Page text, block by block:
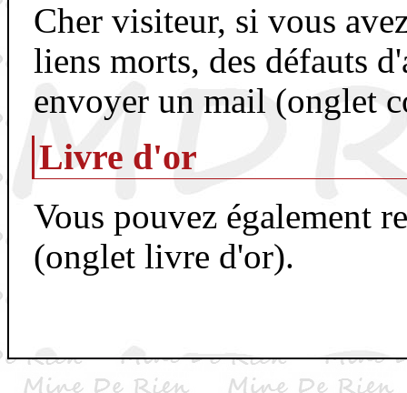
Cher visiteur, si vous
liens morts, des défauts
envoyer un mail (onglet
Livre d'or
Vous pouvez également
(onglet livre d'or).